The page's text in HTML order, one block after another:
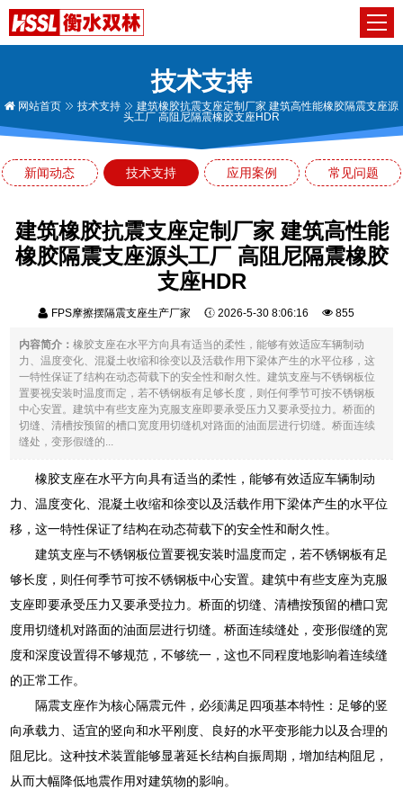
技术支持
网站首页 技术支持
建筑橡胶抗震支座定制厂家 建筑高性能橡胶隔震支座源
头工厂 高阻尼隔震橡胶支座HDR
新闻动态 技术支持 应用案例 常见问题
建筑橡胶抗震支座定制厂家 建筑高性能
橡胶隔震支座源头工厂 高阻尼隔震橡胶
支座HDR
FPS摩擦摆隔震支座生产厂家 2026-5-30 8:06:16 855
内容简介：橡胶支座在水平方向具有适当的柔性，能够有效适应车辆制动
力、温度变化、混凝土收缩和徐变以及活载作用下梁体产生的水平位移，这
一特性保证了结构在动态荷载下的安全性和耐久性。建筑支座与不锈钢板位
置要视安装时温度而定，若不锈钢板有足够长度，则任何季节可按不锈钢板
中心安置。建筑中有些支座为克服支座即要承受压力又要承受拉力。桥面的
切缝、清槽按预留的槽口宽度用切缝机对路面的油面层进行切缝。桥面连续
缝处，变形假缝的...
橡胶支座在水平方向具有适当的柔性，能够有效适应车辆制动
力、温度变化、混凝土收缩和徐变以及活载作用下梁体产生的水平位
移，这一特性保证了结构在动态荷载下的安全性和耐久性。
建筑支座与不锈钢板位置要视安装时温度而定，若不锈钢板有足
够长度，则任何季节可按不锈钢板中心安置。建筑中有些支座为克服
支座即要承受压力又要承受拉力。桥面的切缝、清槽按预留的槽口宽
度用切缝机对路面的油面层进行切缝。桥面连续缝处，变形假缝的宽
度和深度设置得不够规范，不够统一，这也不同程度地影响着连续缝
的正常工作。
隔震支座作为核心隔震元件，必须满足四项基本特性：足够的竖
向承载力、适宜的竖向和水平刚度、良好的水平变形能力以及合理的
阻尼比。这种技术装置能够显著延长结构自振周期，增加结构阻尼，
从而大幅降低地震作用对建筑物的影响。